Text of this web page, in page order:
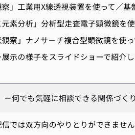
」工業用X線透視装置を使って／
素分析」分析型走査電子顕微鏡を
察」ナノサーチ複合型顕微鏡を使
示の様子をスライドショーで紹介し
何でも気軽に相談できる関係づく
では双方向のやりとりができませ